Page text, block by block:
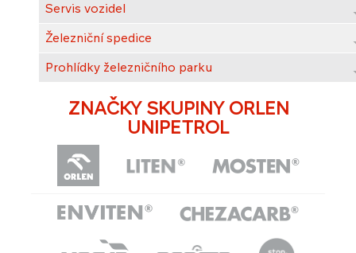
Servis vozidel
Železniční spedice
Prohlídky železničního parku
ZNAČKY SKUPINY ORLEN
UNIPETROL